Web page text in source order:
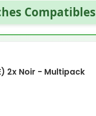
Compatibles
2x Noir - Multipack